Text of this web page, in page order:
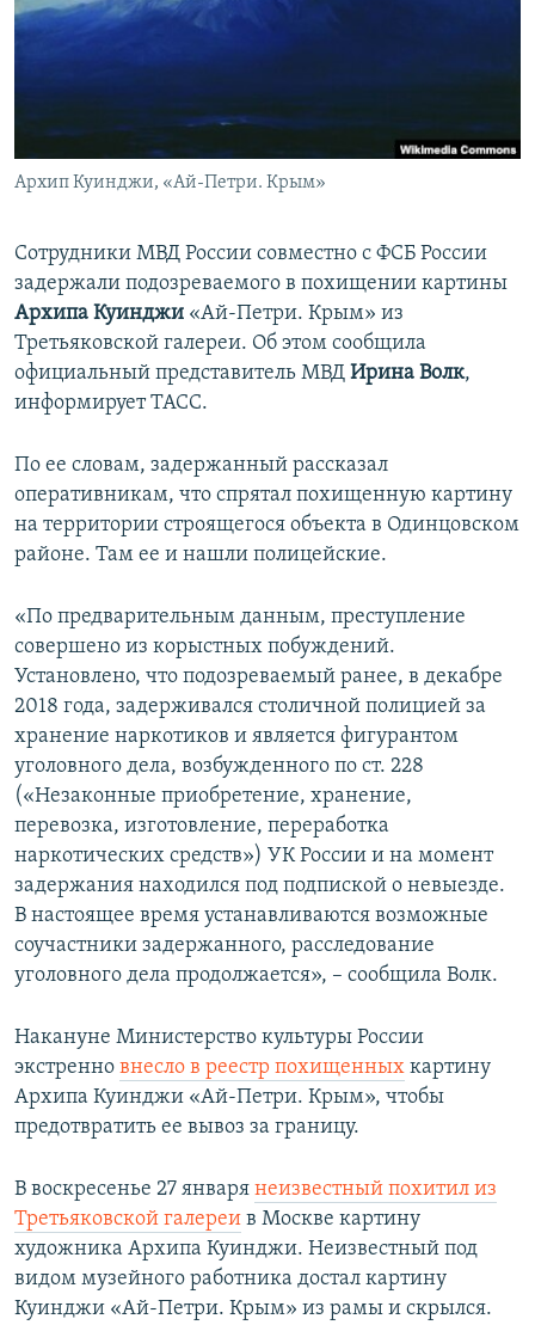
ПОБЕДИТЕЛЕЙ НЕ СУДЯТ?
КРЫМ.НЕПОКОРЕННЫЙ
УКРАИНСКАЯ ПРОБЛЕМА КРЫМА
ПРИСОЕДИНЯЙТЕСЬ!
Все сайты RFE/RL
Архип Куинджи, «Ай-Петри. Крым»
Сотрудники МВД России совместно с ФСБ России
задержали подозреваемого в похищении картины
Архипа Куинджи «Ай-Петри. Крым» из
Третьяковской галереи. Об этом сообщила
официальный представитель МВД Ирина Волк,
информирует ТАСС.
По ее словам, задержанный рассказал
оперативникам, что спрятал похищенную картину
на территории строящегося объекта в Одинцовском
районе. Там ее и нашли полицейские.
«По предварительным данным, преступление
совершено из корыстных побуждений.
Установлено, что подозреваемый ранее, в декабре
2018 года, задерживался столичной полицией за
хранение наркотиков и является фигурантом
уголовного дела, возбужденного по ст. 228
(«Незаконные приобретение, хранение,
перевозка, изготовление, переработка
наркотических средств») УК России и на момент
задержания находился под подпиской о невыезде.
В настоящее время устанавливаются возможные
соучастники задержанного, расследование
уголовного дела продолжается», – сообщила Волк.
Накануне Министерство культуры России
экстренно внесло в реестр похищенных картину
Архипа Куинджи «Ай-Петри. Крым», чтобы
предотвратить ее вывоз за границу.
В воскресенье 27 января неизвестный похитил из
Третьяковской галереи в Москве картину
художника Архипа Куинджи. Неизвестный под
видом музейного работника достал картину
Куинджи «Ай-Петри. Крым» из рамы и скрылся.